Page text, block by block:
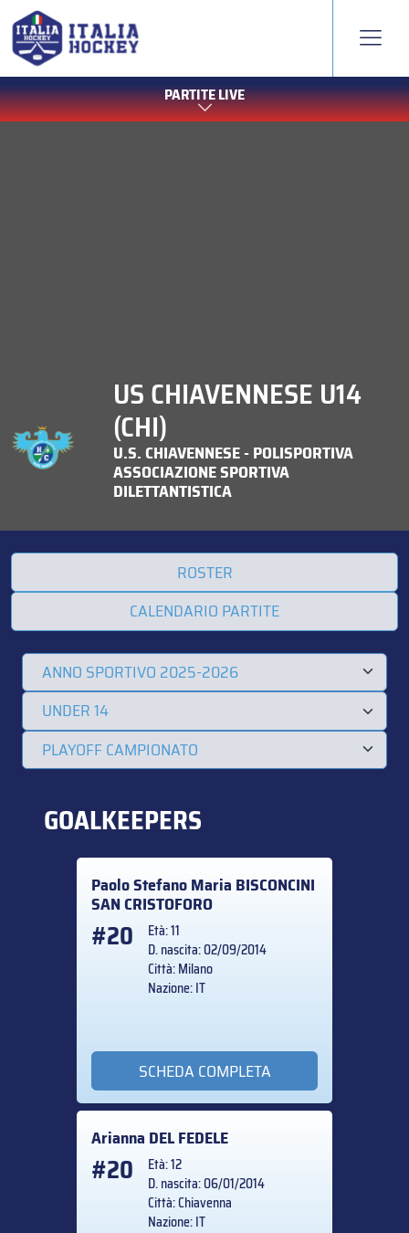
PARTITE LIVE
US CHIAVENNESE U14
(CHI)
U.S. CHIAVENNESE - POLISPORTIVA
ASSOCIAZIONE SPORTIVA
DILETTANTISTICA
ROSTER
CALENDARIO PARTITE
GOALKEEPERS
Paolo Stefano Maria BISCONCINI
SAN CRISTOFORO
#20
Età: 11
D. nascita: 02/09/2014
Città: Milano
Nazione: IT
SCHEDA COMPLETA
Arianna DEL FEDELE
#20
Età: 12
D. nascita: 06/01/2014
Città: Chiavenna
Nazione: IT